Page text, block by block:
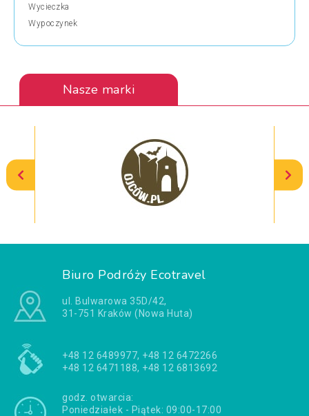
Wycieczka
Wypoczynek
Nasze marki
Biuro Podróży Ecotravel
ul. Bulwarowa 35D/42,
31-751 Kraków (Nowa Huta)
+48 12 6489977, +48 12 6472266
+48 12 6471188, +48 12 6813692
godz. otwarcia:
Poniedziałek - Piątek: 09:00-17:00